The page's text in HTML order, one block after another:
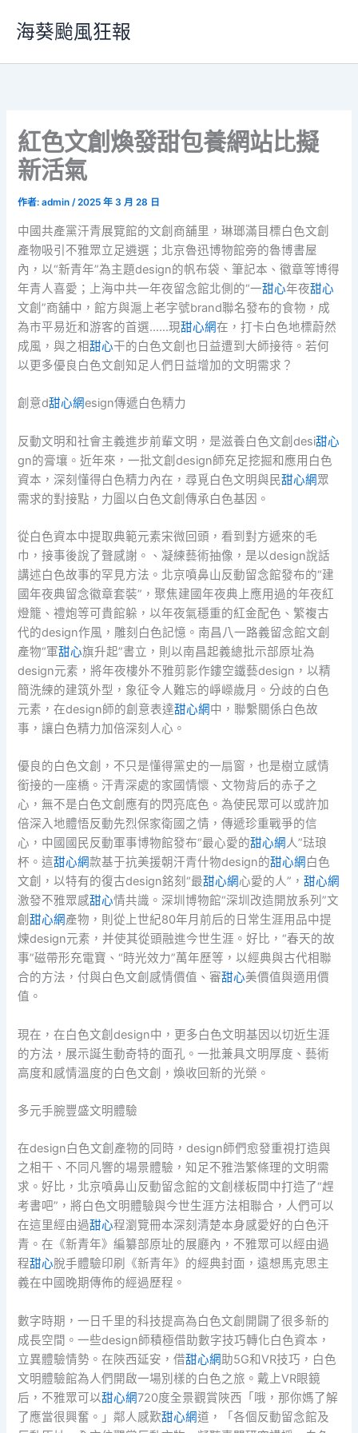
要
海葵颱風狂報
紅色文創煥發甜包養網站比擬
新活氣
作者:admin/2025 年 3 月 28 日
中國共產黨汗青展覽館的文創商舖里，琳瑯滿目標白色文創
產物吸引不雅眾立足遴選；北京魯迅博物館旁的魯博書屋
內，以“新青年”為主題design的帆布袋、筆記本、徽章等博得
年青人喜愛；上海中共一年夜留念館北側的“一甜心年夜甜心
文創”商舖中，館方與滬上老字號brand聯名發布的食物，成
為市平易近和游客的首選……現甜心網在，打卡白色地標蔚然
成風，與之相甜心干的白色文創也日益遭到大師接待。若何
以更多優良白色文創知足人們日益增加的文明需求？
創意d甜心網esign傳遞白色精力
反動文明和社會主義進步前輩文明，是滋養白色文創desi甜心
gn的膏壤。近年來，一批文創design師充足挖掘和應用白色
資本，深刻懂得白色精力內在，尋覓白色文明與民甜心網眾
需求的對接點，力圖以白色文創傳承白色基因。
從白色資本中提取典範元素宋微回頭，看到對方遞來的毛
巾，接事後說了聲感謝。、凝練藝術抽像，是以design說話
講述白色故事的罕見方法。北京噴鼻山反動留念館發布的“建
國年夜典留念徽章套裝”，聚焦建國年夜典上應用過的年夜紅
燈籠、禮炮等可貴館躲，以年夜氣穩重的紅金配色、繁複古
代的design作風，雕刻白色記憶。南昌八一路義留念館文創
產物“軍甜心旗升起”書立，則以南昌起義總批示部原址為
design元素，將年夜樓外不雅剪影作鏤空鐵藝design，以精
簡洗練的建筑外型，象征令人難忘的崢嶸歲月。分歧的白色
元素，在design師的創意表達甜心網中，聯繫關係白色故
事，讓白色精力加倍深刻人心。
優良的白色文創，不只是懂得黨史的一扇窗，也是樹立感情
銜接的一座橋。汗青深處的家國情懷、文物背后的赤子之
心，無不是白色文創應有的閃亮底色。為使民眾可以或許加
倍深入地體悟反動先烈保家衛國之情，傳遞珍重戰爭的信
心，中國國民反動軍事博物館發布“最心愛的甜心網人”琺琅
杯。這甜心網款基于抗美援朝汗青什物design的甜心網 白色
文創，以特有的復古design銘刻“最甜心網心愛的人”，甜心網
激發不雅眾感甜心情共識。深圳博物館“深圳改造開放系列”文
創甜心網產物，則從上世紀80年月前后的日常生涯用品中提
煉design元素，并使其從頭融進今世生涯。好比，“春天的故
事”磁帶形充電寶、“時光效力”萬年歷等，以經典與古代相聯
合的方法，付與白色文創感情價值、審甜心美價值與適用價
值。
現在，在白色文創design中，更多白色文明基因以切近生涯
的方法，展示誕生動奇特的面孔。一批兼具文明厚度、藝術
高度和感情溫度的白色文創，煥收回新的光榮。
多元手腕豐盛文明體驗
在design白色文創產物的同時，design師們愈發重視打造與
之相干、不同凡響的場景體驗，知足不雅浩繁條理的文明需
求。好比，北京噴鼻山反動留念館的文創樣板間中打造了“趕
考書吧”，將白色文明體驗與今世生涯方法相聯合，人們可以
在這里經由過甜心程瀏覽冊本深刻清楚本身感愛好的白色汗
青。在《新青年》編纂部原址的展廳內，不雅眾可以經由過
程甜心脫手體驗印刷《新青年》的經典封面，遠想馬克思主
義在中國晚期傳佈的經過歷程。
數字時期，一日千里的科技提高為白色文創開闢了很多新的
成長空間。一些design師積極借助數字技巧轉化白色資本，
立異體驗情勢。在陜西延安，借甜心網 助5G和VR技巧，白色
文明體驗館為人們開啟一場別樣的白色之旅。戴上VR眼鏡
后，不雅眾可以甜心網720度全景觀賞陜西「哦，那你媽了解
了應當很興奮。」鄰人感歎甜心網道，「各個反動留念館及